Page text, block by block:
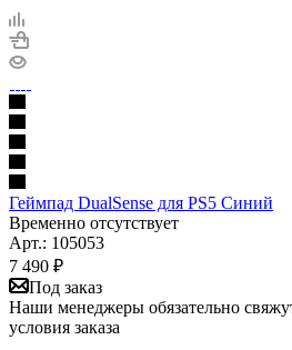
Геймпад DualSense для PS5 Синий
Временно отсутствует
Арт.: 105053
7 490 ₽
Под заказ
Наши менеджеры обязательно
условия заказа